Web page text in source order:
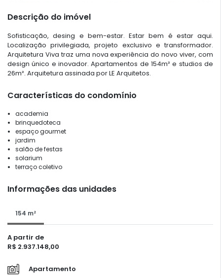
Descrição do imóvel
Sofisticação, desing e bem-estar. Estar bem é estar aqui.
Localização privilegiada, projeto exclusivo e transformador.
Arquitetura Viva traz uma nova experiência do novo viver, com
design único e inovador. Apartamentos de 154m² e studios de
26m². Arquitetura assinada por LE Arquitetos.
Características do condomínio
academia
brinquedoteca
espaço gourmet
jardim
salão de festas
solarium
terraço coletivo
Informações das unidades
154 m²
A partir de
R$ 2.937.148,00
Apartamento